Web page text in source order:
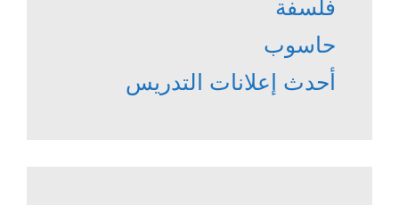
فلسفة
حاسوب
أحدث إعلانات التدريس